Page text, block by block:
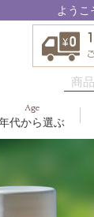
ようこ
Age
代から選ぶ